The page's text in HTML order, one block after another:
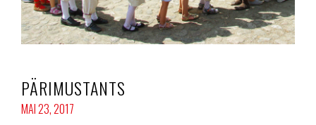
PÄRIMUSTANTS
MAI 23, 2017